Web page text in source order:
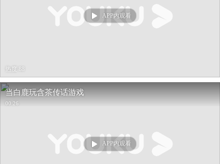
APP内观看
热度 88
当白鹿玩含茶传话游戏
00:26
APP内观看